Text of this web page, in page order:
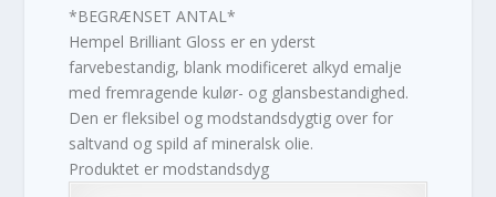
*BEGRÆNSET ANTAL*
Hempel Brilliant Gloss er en yderst
farvebestandig, blank modificeret alkyd emalje
med fremragende kulør- og glansbestandighed.
Den er fleksibel og modstandsdygtig over for
saltvand og spild af mineralsk olie.
Produktet er modstandsdyg